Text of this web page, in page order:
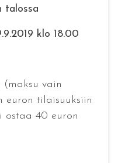
talossa
klo 18.00
vain
euron tilaisuuksiin
ostaa 40 euron